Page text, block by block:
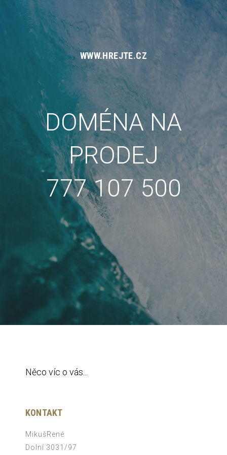
WWW.HREJTE.CZ
DOMÉNA NA
PRODEJ
777 107 500
Něco víc o vás...
KONTAKT
MikušRené
Dolní 3031/97